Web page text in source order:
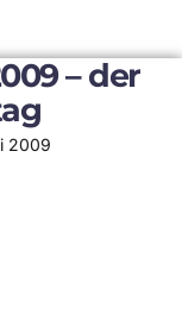
– der
2009